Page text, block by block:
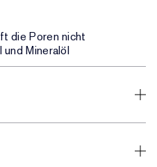
die Poren nicht
und Mineralöl